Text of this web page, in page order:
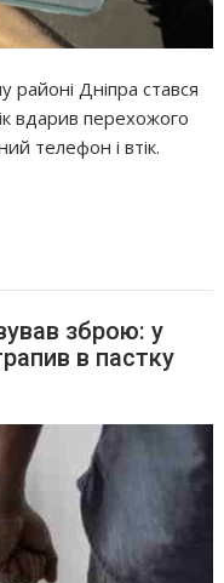
Дніпра стався
вдарив перехожого
телефон і втік.
зброю: у
в пастку